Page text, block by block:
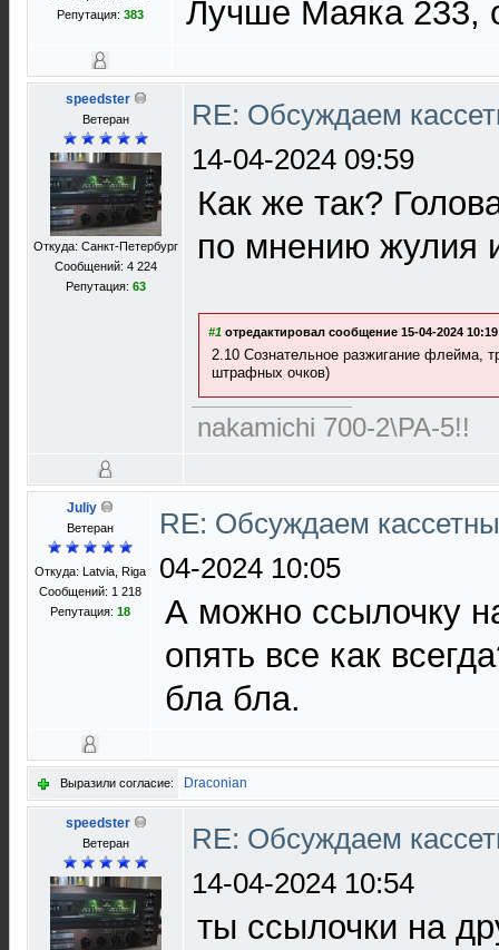
Репутация: 383
Лучше Маяка 233,
speedster
Ветеран
Откуда: Санкт-Петербург
Сообщений: 4 224
Репутация: 63
RE: Обсуждаем
14-04-2024 09:59
Как же так?
по мнению жулия
#1 отредактировал сообщение 15-04-2024
2.10 Сознательное разжигание флейма,
штрафных очков)
nakamichi 700-2\PA-5!!
Juliy
Ветеран
Откуда: Latvia, Riga
Сообщений: 1 218
Репутация: 18
RE: Обсуждаем
04-2024 10:05
А можно ссылочку
опять все как
бла бла.
Выразили согласие: Draconian
speedster
Ветеран
RE: Обсуждаем
14-04-2024 10:54
ты ссылочки на